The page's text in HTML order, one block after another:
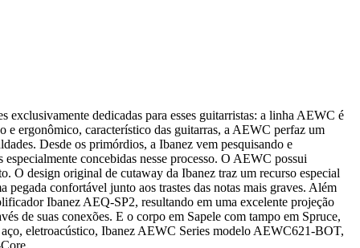
dedicadas para esses guitarristas: a linha AEWC é
e ergonômico, característico das guitarras, a AEWC perfaz um
Desde os primórdios, a Ibanez vem pesquisando e
concebidas nesse processo. O AEWC possui
O design original de cutaway da Ibanez traz um recurso especial
pegada confortável junto aos trastes das notas mais graves. Além
Ibanez AEQ-SP2, resultando em uma excelente projeção
de suas conexões. E o corpo em Sapele com tampo em Spruce,
eletroacústico, Ibanez AEWC Series modelo AEWC621-BOT,